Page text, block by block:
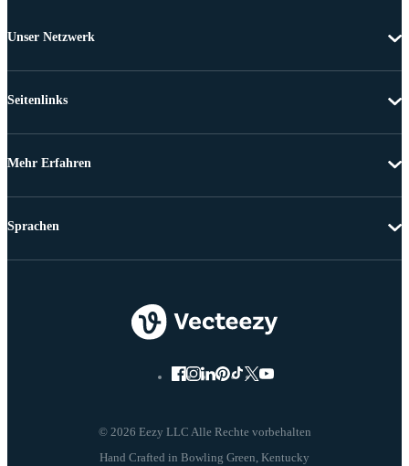
Unser Netzwerk
Seitenlinks
Mehr Erfahren
© 2026 Eezy LLC Alle Rechte vorbehalten
Sprachen